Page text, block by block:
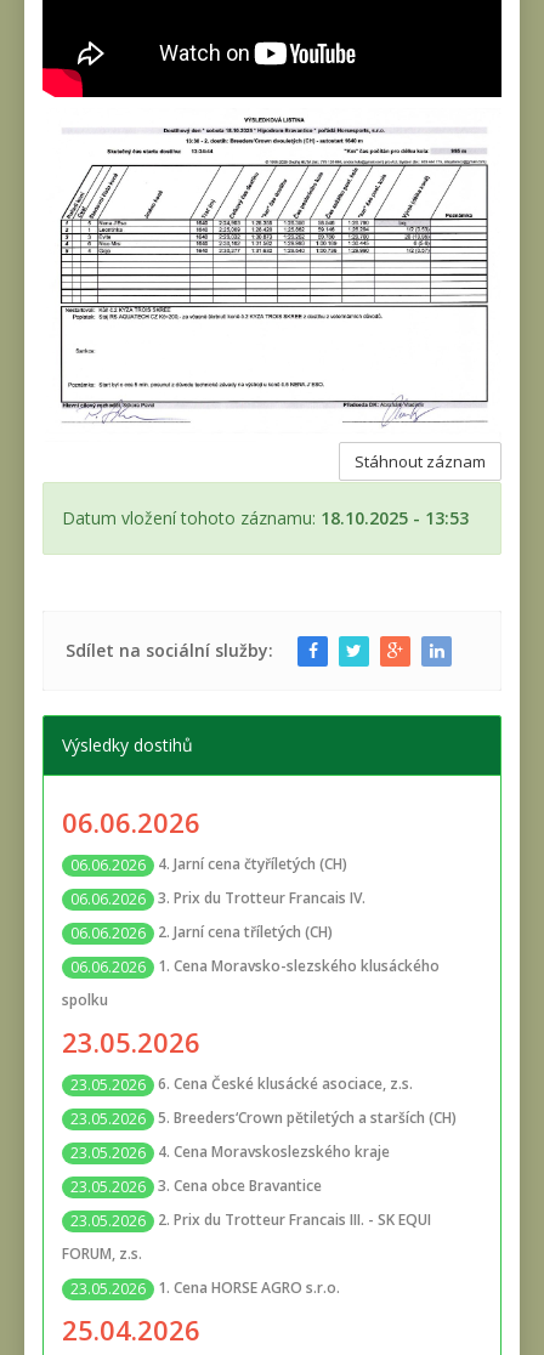
Stáhnout záznam
Datum vložení tohoto záznamu: 18.10.2025 - 13:53
Sdílet na sociální služby:
Výsledky dostihů
06.06.2026
06.06.2026
4. Jarní cena čtyříletých (CH)
06.06.2026 3. Prix du Trotteur Francais IV.
06.06.2026
2. Jarní cena tříletých (CH)
06.06.2026
1. Cena Moravsko-slezského klusáckého
spolku
23.05.2026
23.05.2026 6. Cena České klusácké asociace, z.s.
23.05.2026 5. Breeders‘Crown pětiletých a starších (CH)
23.05.2026
4. Cena Moravskoslezského kraje
23.05.2026 3. Cena obce Bravantice
23.05.2026
2. Prix du Trotteur Francais III. - SK EQUI
FORUM, z.s.
23.05.2026
1. Cena HORSE AGRO s.r.o.
25.04.2026